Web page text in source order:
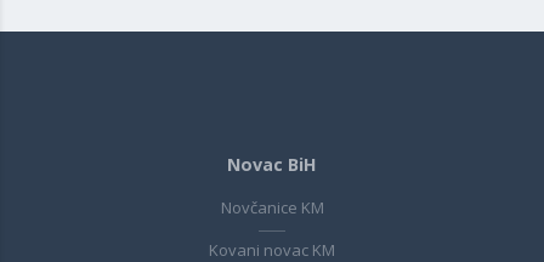
Novac BiH
Novčanice KM
Kovani novac KM